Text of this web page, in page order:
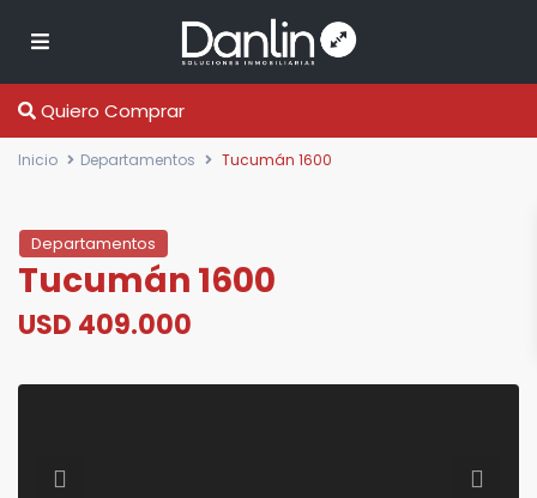
Quiero Comprar
Inicio Departamentos Tucumán 1600
Departamentos
Tucumán 1600
USD 409.000